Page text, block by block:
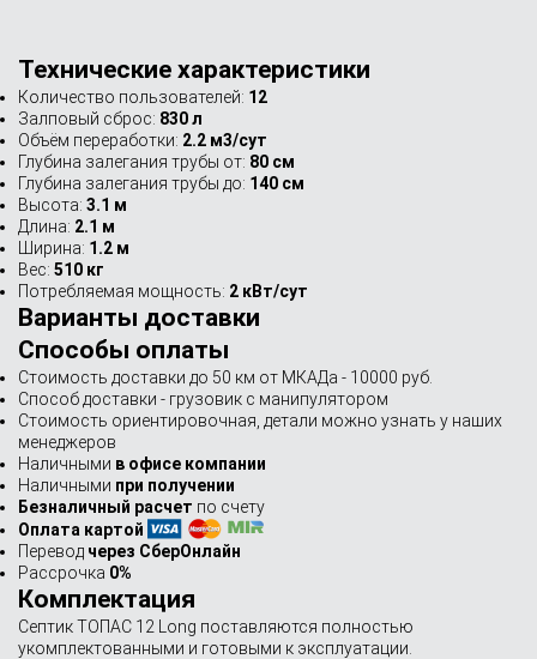
Технические характеристики
Количество пользователей: 12
Залповый сброс: 830 л
Объём переработки: 2.2 м3/сут
Глубина залегания трубы от: 80 см
Глубина залегания трубы до: 140 см
Высота: 3.1 м
Длина: 2.1 м
Ширина: 1.2 м
Вес: 510 кг
Потребляемая мощность: 2 кВт/сут
Варианты доставки
Способы оплаты
Стоимость доставки до 50 км от МКАДа - 10000 руб.
Способ доставки - грузовик с манипулятором
Стоимость ориентировочная, детали можно узнать у наших
менеджеров
Наличными в офисе компании
Наличными при получении
Безналичный расчет по счету
Оплата картой
Перевод через СберОнлайн
Рассрочка 0%
Комплектация
Септик ТОПАС 12 Long поставляются полностью
укомплектованными и готовыми к эксплуатации.